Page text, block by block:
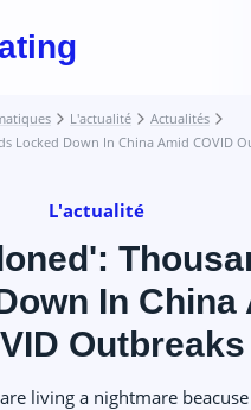
L'actualité
Actualités
Locked Down In China Amid COVID
L'actualité
In China
Outbreaks
living a nightmare beacuse